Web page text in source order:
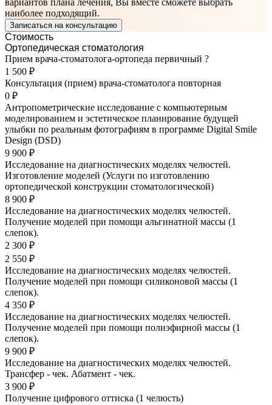
вариантов плана лечения, Вы вместе сможете выбрать
наиболее подходящий.
Записаться на консультацию
Стоимость
Ортопедическая стоматология
Прием врача-стоматолога-ортопеда первичный ?
1 500 ₽
Консультация (прием) врача-стоматолога повторная
0 ₽
Антропометрические исследование с компьютерным
моделированием и эстетическое планирование будущей
улыбки по реальным фотографиям в программе Digital Smile
Design (DSD)
9 900 ₽
Исследование на диагностических моделях челюстей.
Изготовление моделей (Услуги по изготовлению
ортопедической конструкции стоматологической)
8 900 ₽
Исследование на диагностических моделях челюстей.
Получение моделей при помощи альгинатной массы (1
слепок).
2 300 ₽
2 550 ₽
Исследование на диагностических моделях челюстей.
Получение моделей при помощи силиконовой массы (1
слепок).
4 350 ₽
Исследование на диагностических моделях челюстей.
Получение моделей при помощи полиэфирной массы (1
слепок).
9 900 ₽
Исследование на диагностических моделях челюстей.
Трансфер - чек. Абатмент - чек.
3 900 ₽
Получение цифрового оттиска (1 челюсть)